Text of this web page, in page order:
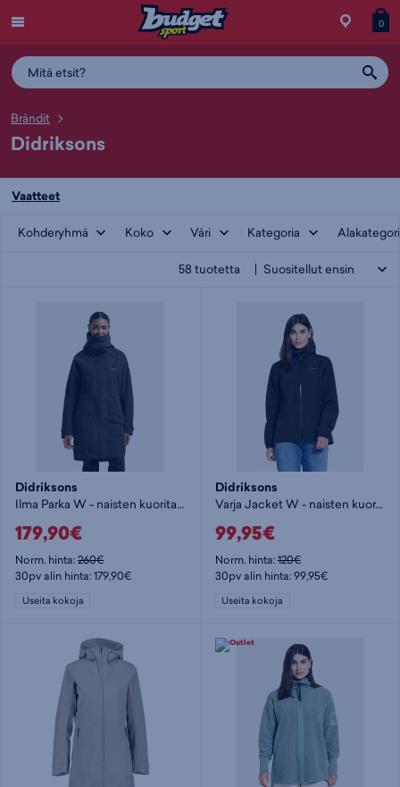
Siirry
0
Brändit
Didriksons
Vaatteet
Kohderyhmä Koko Väri Kategoria
58 tuotetta
Didriksons
Ilma Parka W - naisten kuoritakki
179,90€
Norm. hinta:260€
30pv alin hinta: 179,90€
Useita kokoja
Didriksons
Varja Jacket W - naisten kuoritakki
99,95€
Norm. hinta:120€
30pv alin hinta: 99,95€
Useita kokoja